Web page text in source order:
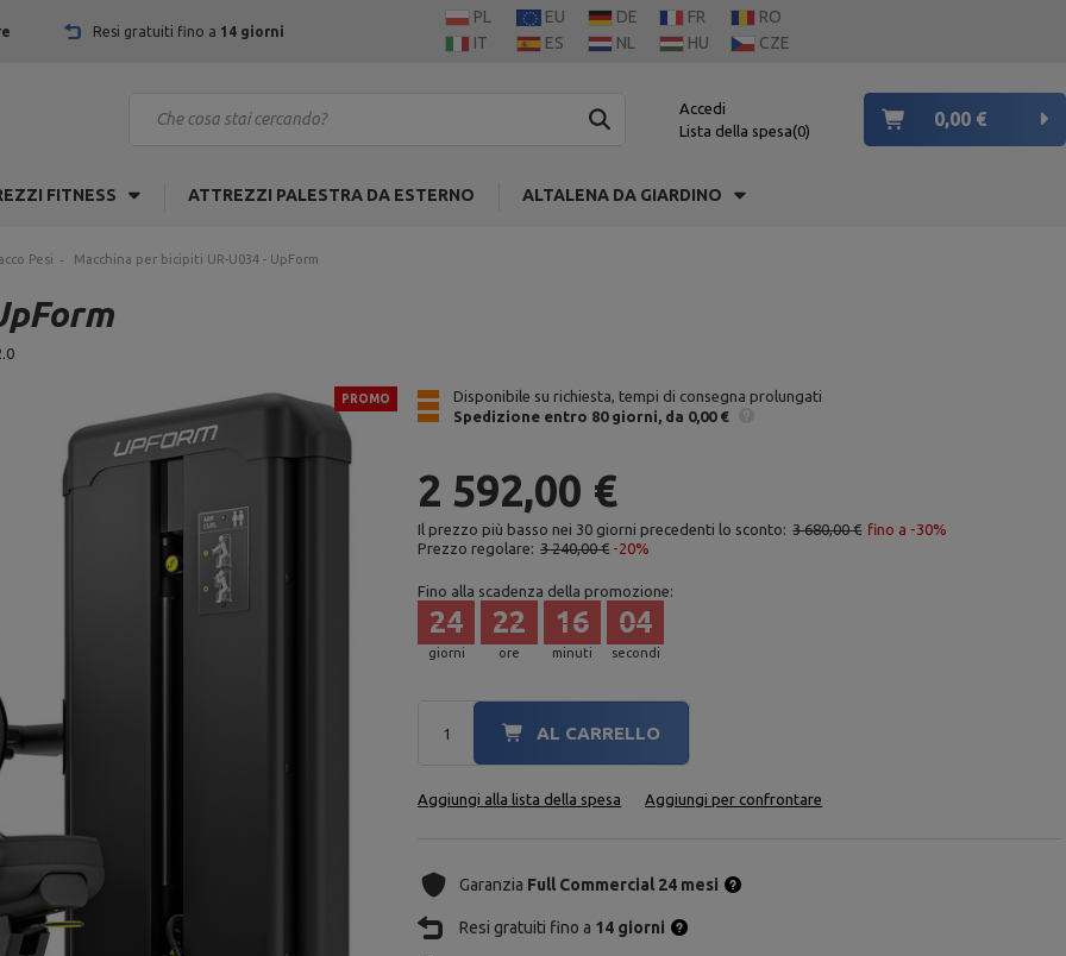
Resi gratuiti fino a 14 giorni
PL EU DE FR
RO
IT
ES NL HU CZE
Accedi
Lista della spesa 0
0,00 €
FITNESS ATTREZZI PALESTRA DA ESTERNO ALTALENA DA GIARDINO
Pesi Macchina per bicipiti UR-U034 - UpForm
PROMO
Disponibile su richiesta, tempi di consegna prolungati
Spedizione entro 80 giorni da 0,00 €
2 592,00 €
Il prezzo più basso nei 30 giorni precedenti lo sconto: 3 680,00 € fino a -30%
Prezzo regolare: 3 240,00 € -20%
Fino alla scadenza della promozione:
giorni
24
ore
22
minuti
16
secondi
03
AL CARRELLO
Aggiungi alla lista della spesa Aggiungi per confrontare
Garanzia Full Commercial 24 mesi
Resi gratuiti fino a 14 giorni